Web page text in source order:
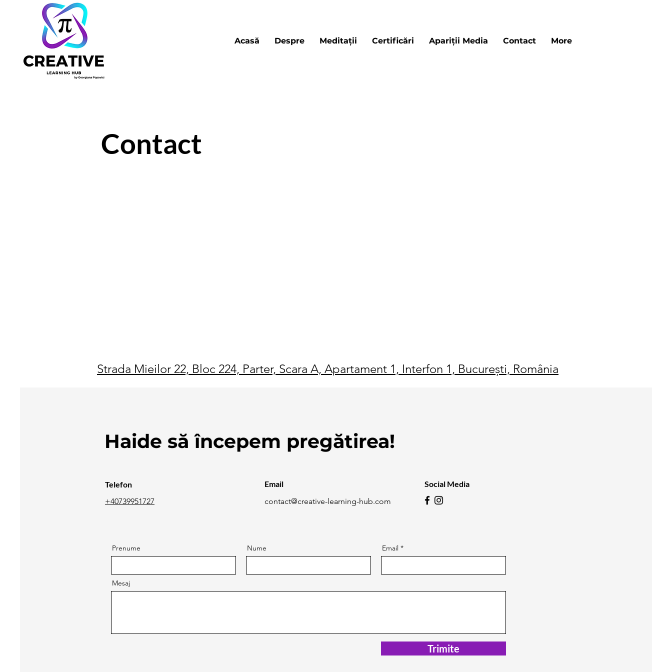
Acasă Despre Meditații Certificări Apariții Media Contact More
Contact
Strada Mieilor 22, Bloc 224, Parter, Scara A, Apartament 1, Interfon 1, București, România
Haide să începem pregătirea!
Telefon
+40739951727
Email
contact@creative-learning-hub.com
Social Media
Prenume Nume Email
Mesaj
Trimite